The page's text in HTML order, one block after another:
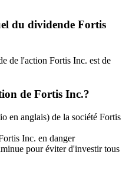
du dividende Fortis
de l'action Fortis Inc. est de
de Fortis Inc.?
en anglais) de la société Fortis
Inc. en danger
pour éviter d'investir tous